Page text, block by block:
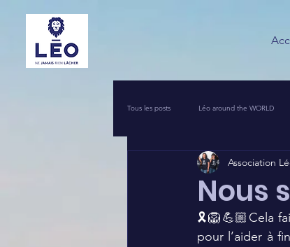
Tous les posts Léo around the WORLD
VOS INITIATIVES SOLIDAIRES
UNE NUIT POUR 2500 VOIX LEO
Nous
Association
🎗️🦁💪🏼Cela
pour l’aider à